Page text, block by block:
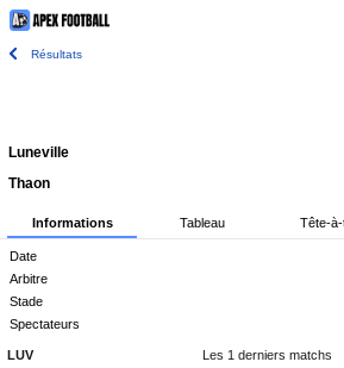
Résultats
Luneville
Thaon
Informations Tableau Tête-
Date
Arbitre
Stade
Spectateurs
LUV Les 1 derniers matchs